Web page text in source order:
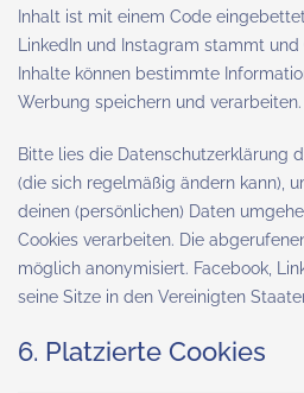
Inhalt ist mit einem Code
LinkedIn und Instagram stammt
Inhalte können bestimmte
Werbung speichern und verarbeiten.
Bitte lies die Datenschutzerklärung
(die sich regelmäßig ändern kann),
deinen (persönlichen) Daten
Cookies verarbeiten. Die
möglich anonymisiert. Facebook,
seine Sitze in den Vereinigten
6. Platzierte Cookies